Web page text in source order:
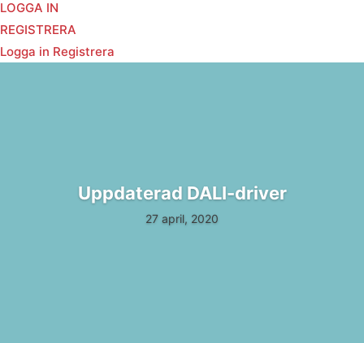
LOGGA IN
REGISTRERA
Logga in Registrera
Uppdaterad DALI-driver
27 april, 2020